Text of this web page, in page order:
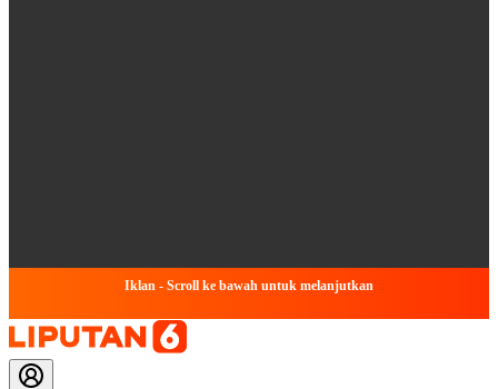
Iklan - Scroll ke bawah untuk melanjutkan